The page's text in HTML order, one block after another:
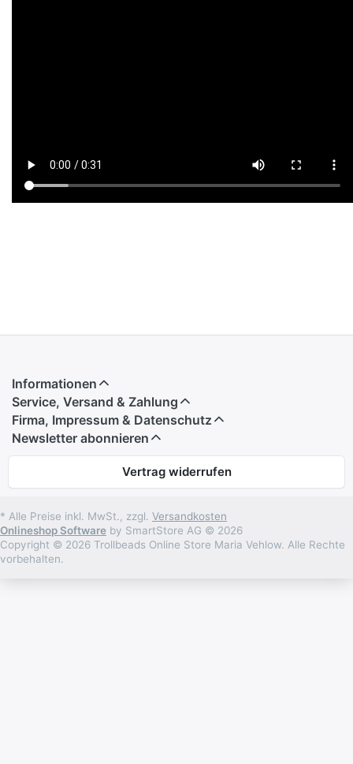
Informationen
Service, Versand & Zahlung
Firma, Impressum & Datenschutz
Newsletter abonnieren
Vertrag widerrufen
* Alle Preise inkl. MwSt., zzgl. Versandkosten
Onlineshop Software by SmartStore AG © 2026
Copyright © 2026 Trollbeads Online Store Maria Vehlow. Alle Rechte
vorbehalten.